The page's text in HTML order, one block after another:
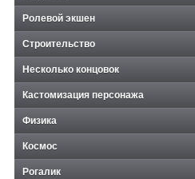
Ролевой экшен
Строительство
Несколько концовок
Кастомизация персонажа
Физика
Космос
Рогалик